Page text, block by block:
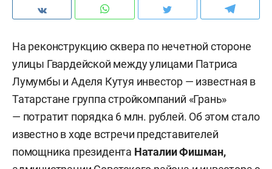
На реконструкцию сквера по нечетной стороне
улицы Гвардейской между улицами Патриса
Лумумбы и Аделя Кутуя инвестор — известная в
Татарстане группа стройкомпаний «Грань»
— потратит порядка 6 млн. рублей. Об этом стало
известно в ходе встречи представителей
помощника президента Наталии Фишман,